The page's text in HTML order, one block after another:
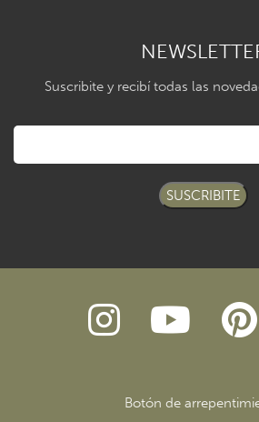
Suscribite y recibí todas las
SUSCRIBITE
Botón de